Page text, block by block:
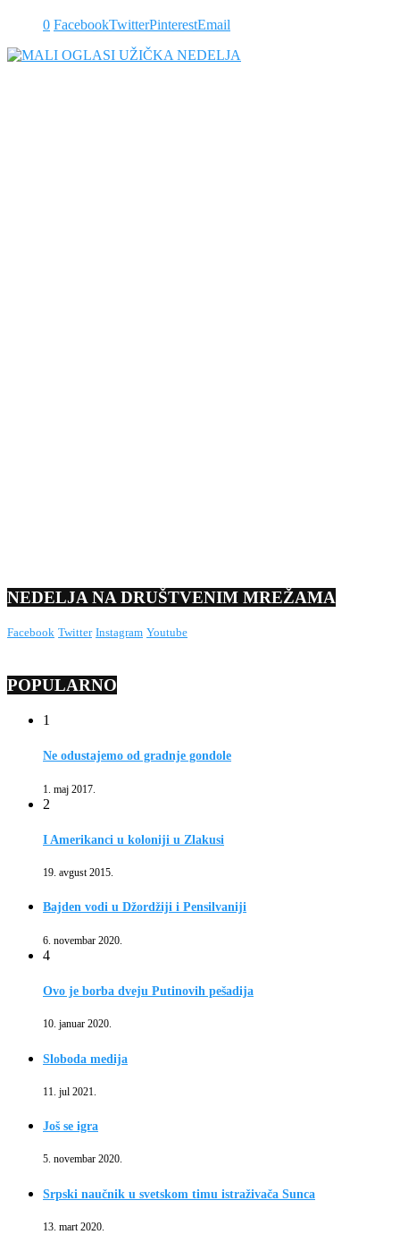
0 FacebookTwitterPinterestEmail
NEDELJA NA DRUŠTVENIM MREŽAMA
Facebook Twitter Instagram Youtube
POPULARNO
1
Ne odustajemo od gradnje gondole
1. maj 2017.
2
I Amerikanci u koloniji u Zlakusi
19. avgust 2015.
Bajden vodi u Džordžiji i Pensilvaniji
6. novembar 2020.
4
Ovo je borba dveju Putinovih pešadija
10. januar 2020.
Sloboda medija
11. jul 2021.
Još se igra
5. novembar 2020.
Srpski naučnik u svetskom timu istraživača Sunca
13. mart 2020.